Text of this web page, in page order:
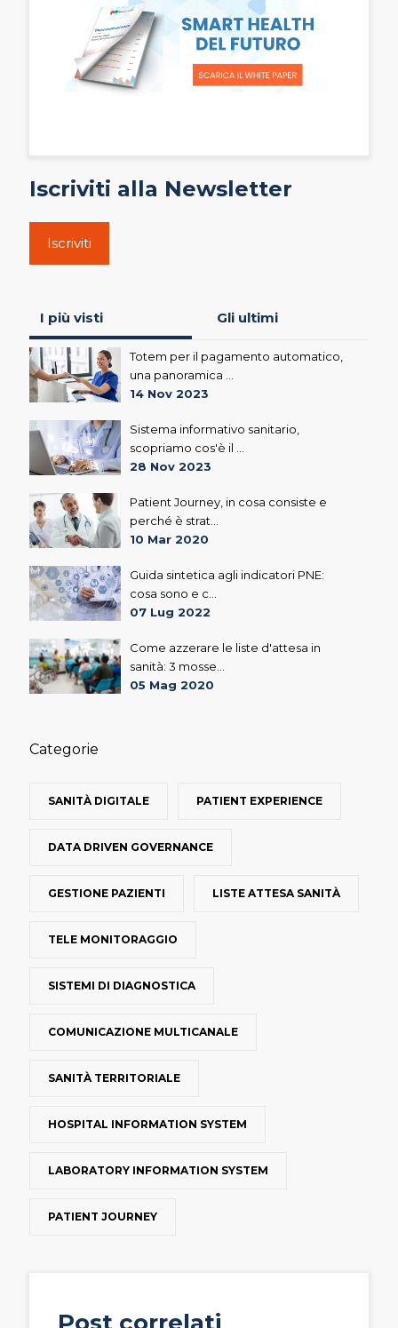
Iscriviti alla Newsletter
Iscriviti
I più visti Gli ultimi
Totem per il pagamento automatico,
una panoramica ...
14 Nov 2023
Sistema informativo sanitario,
scopriamo cos'è il ...
28 Nov 2023
Patient Journey, in cosa consiste e
perché è strat...
10 Mar 2020
Guida sintetica agli indicatori PNE:
cosa sono e c...
07 Lug 2022
Come azzerare le liste d'attesa in
sanità: 3 mosse...
05 Mag 2020
Categorie
SANITÀ DIGITALE PATIENT EXPERIENCE
DATA DRIVEN GOVERNANCE
GESTIONE PAZIENTI LISTE ATTESA SANITÀ
TELE MONITORAGGIO
SISTEMI DI DIAGNOSTICA
COMUNICAZIONE MULTICANALE
SANITÀ TERRITORIALE
HOSPITAL INFORMATION SYSTEM
LABORATORY INFORMATION SYSTEM
PATIENT JOURNEY